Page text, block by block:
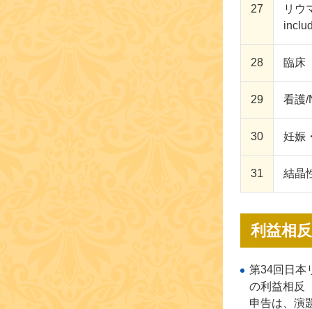
27
リウ
28 臨床
29 看護/
30 妊娠
31 結晶
利益相
第34回日本
の利益相反
申告は、演